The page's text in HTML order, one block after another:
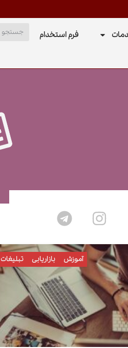
فرم استخدام
آموزش بازاریابی تبلیغات